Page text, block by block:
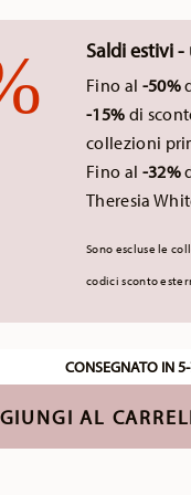
Saldi estivi
Fino al -50%
-15% di
collezioni
Fino al -32%
Theresia
Sono escluse le
codici sconto
CONSEGNATO IN
AL